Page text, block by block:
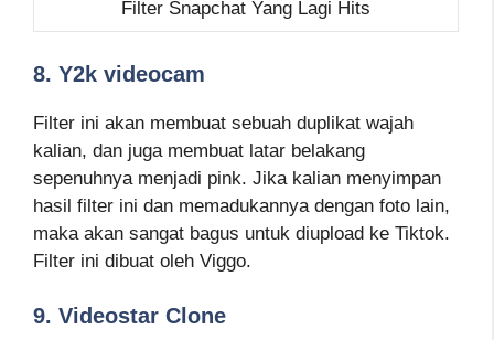
Filter Snapchat Yang Lagi Hits
8. Y2k videocam
Filter ini akan membuat sebuah duplikat wajah
kalian, dan juga membuat latar belakang
sepenuhnya menjadi pink. Jika kalian menyimpan
hasil filter ini dan memadukannya dengan foto lain,
maka akan sangat bagus untuk diupload ke Tiktok.
Filter ini dibuat oleh Viggo.
9. Videostar Clone